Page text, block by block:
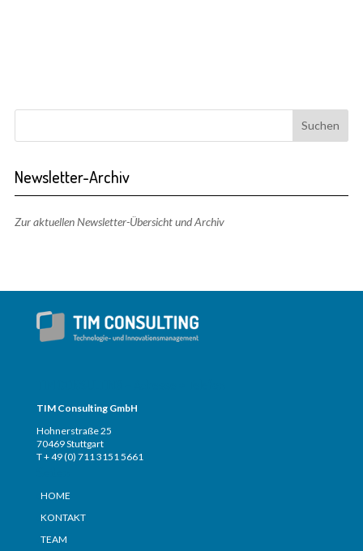
Newsletter-Archiv
Zur aktuellen Newsletter-Übersicht und Archiv
TIM Consulting GmbH
Hohnerstraße 25
70469 Stuttgart
T + 49 (0) 711 3151 5661
HOME
KONTAKT
TEAM